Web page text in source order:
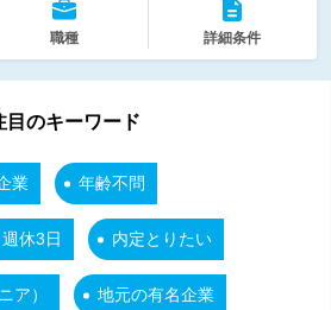
職種 詳細条件
目のキーワード
業 年齢不問
週休3日 内定とりたい
ア） 地元の有名企業